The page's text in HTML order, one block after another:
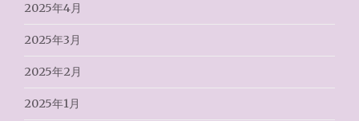
2025年4月
2025年3月
2025年2月
2025年1月